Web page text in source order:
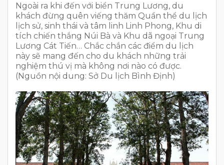
Ngoài ra khi đến với biển Trung Lương, du
khách đừng quên viếng thăm Quần thể du lịch
lịch sử, sinh thái và tâm linh Linh Phong, Khu di
tích chiến thắng Núi Bà và Khu dã ngoại Trung
Lương Cát Tiến… Chắc chắn các điểm du lịch
này sẽ mang đến cho du khách những trải
nghiệm thú vị mà không nơi nào có được.
(Nguồn nội dung: Sở Du lịch Bình Định)